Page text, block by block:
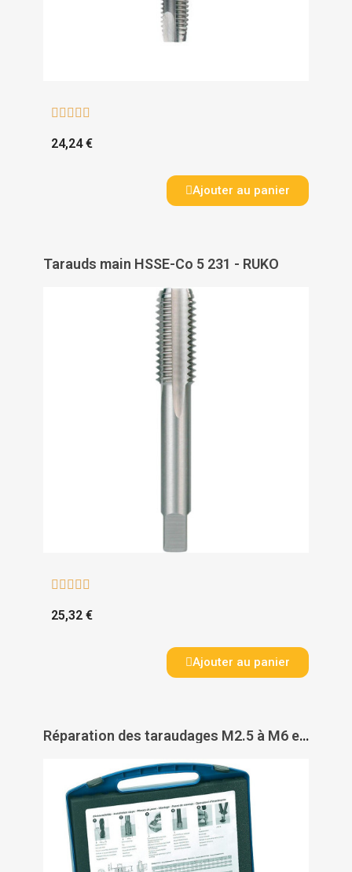
    
24,24 €
Ajouter au panier
Tarauds main HSSE-Co 5 231 - RUKO
    
25,32 €
Ajouter au panier
Réparation des taraudages M2.5 à M6 en coffret - HELICOIL